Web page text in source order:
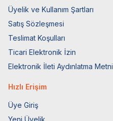
Üyelik ve Kullanım Şartları
Satış Sözleşmesi
Teslimat Koşulları
Ticari Elektronik İzin
Elektronik İleti Aydınlatma Metni
Hızlı Erişim
Üye Giriş
Yeni Üyelik